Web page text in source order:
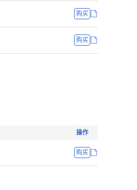
购买
购买
操作
购买